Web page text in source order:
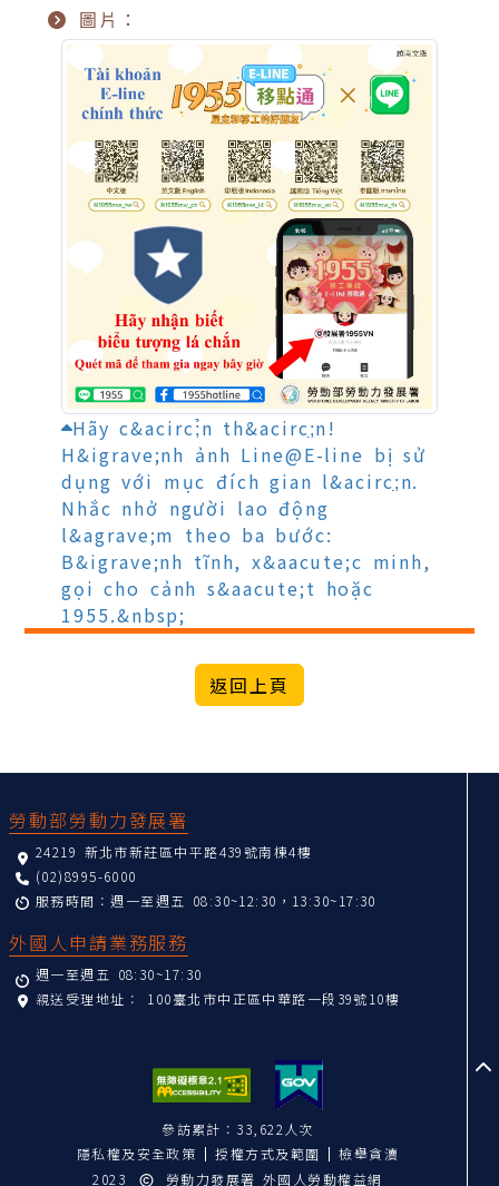
圖片：
Hãy c&acirc;̉n th&acirc;̣n!
H&igrave;nh ảnh Line@E-line bị sử
dụng với mục đích gian l&acirc;̣n.
Nhắc nhở người lao động
l&agrave;m theo ba bước:
B&igrave;nh tĩnh, x&aacute;c minh,
gọi cho cảnh s&aacute;t hoặc
1955.&nbsp;
勞動部勞動力發展署
24219 新北市新莊區中平路439號南棟4樓
(02)8995-6000
服務時間：週一至週五 08:30~12:30，13:30~17:30
外國人申請業務服務
週一至週五 08:30~17:30
親送受理地址： 100臺北市中正區中華路一段39號10樓
參訪累計：33,622人次
隱私權及安全政策
授權方式及範圍
檢舉貪瀆
2023
勞動力發展署 外國人勞動權益網
至